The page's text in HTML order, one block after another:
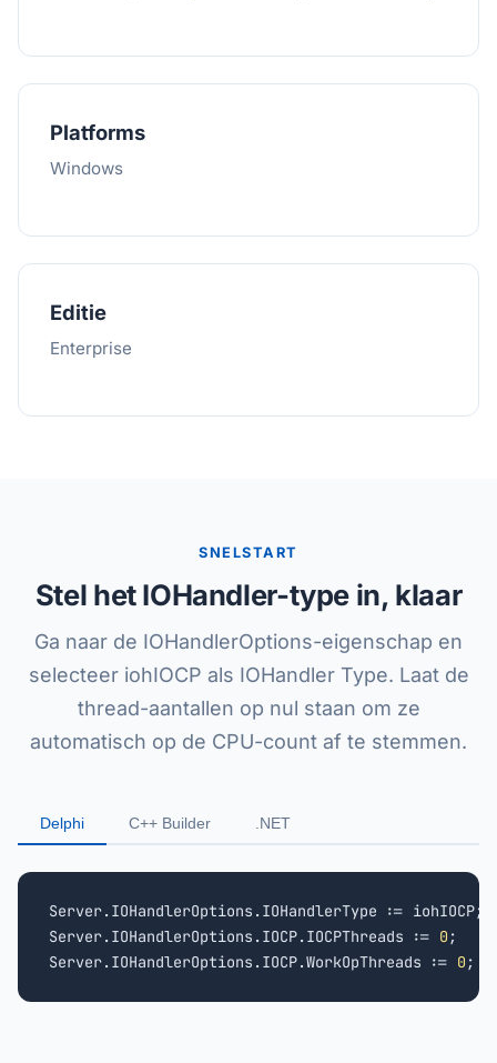
Platforms
Windows
Editie
Enterprise
SNELSTART
Stel het IOHandler-type in, klaar
Ga naar de IOHandlerOptions-eigenschap en
selecteer iohIOCP als IOHandler Type. Laat de
thread-aantallen op nul staan om ze
automatisch op de CPU-count af te stemmen.
Delphi C++ Builder .NET
Server.IOHandlerOptions.IOHandlerType := iohIOCP;
Server.IOHandlerOptions.IOCP.IOCPThreads := 0 ;
Server.IOHandlerOptions.IOCP.WorkOpThreads := 0 ;